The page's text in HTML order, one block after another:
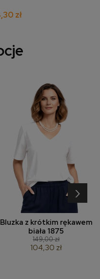
zł
Bluzka z krótkim rękawem
biała 1875
149,00 zł
104,30 zł
›